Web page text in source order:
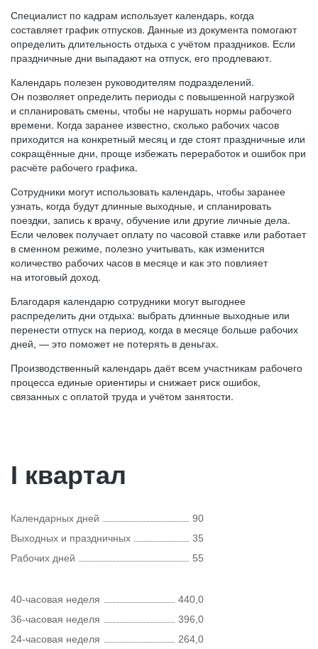
Специалист по кадрам использует календарь, когда
составляет график отпусков. Данные из документа помогают
определить длительность отдыха с учётом праздников. Если
праздничные дни выпадают на отпуск, его продлевают.
Календарь полезен руководителям подразделений.
Он позволяет определить периоды с повышенной нагрузкой
и спланировать смены, чтобы не нарушать нормы рабочего
времени. Когда заранее известно, сколько рабочих часов
приходится на конкретный месяц и где стоят праздничные или
сокращённые дни, проще избежать переработок и ошибок при
расчёте рабочего графика.
Сотрудники могут использовать календарь, чтобы заранее
узнать, когда будут длинные выходные, и спланировать
поездки, запись к врачу, обучение или другие личные дела.
Если человек получает оплату по часовой ставке или работает
в сменном режиме, полезно учитывать, как изменится
количество рабочих часов в месяце и как это повлияет
на итоговый доход.
Благодаря календарю сотрудники могут выгоднее
распределить дни отдыха: выбрать длинные выходные или
перенести отпуск на период, когда в месяце больше рабочих
дней, — это поможет не потерять в деньгах.
Производственный календарь даёт всем участникам рабочего
процесса единые ориентиры и снижает риск ошибок,
связанных с оплатой труда и учётом занятости.
I квартал
Календарных дней
90
Выходных и праздничных
35
Рабочих дней
55
40-часовая неделя
440,0
36-часовая неделя
396,0
24-часовая неделя
264,0